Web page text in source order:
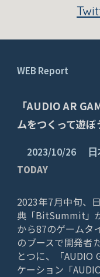
WEB Report
「AUDIO AR
ムをつくって遊
2023/10/26 日
TODAY
2023年7月中旬、
典「BitSummit」
から87のゲームタ
のブースで開発者
とつに、「AUDIO
ケーション「